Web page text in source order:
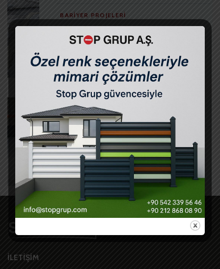
BARIYER PROJELERI
Mülk Gayrimenkul İşmodern –
Mantar Bariyer
21/05/2021
BARIYER PROJELERI
Uşak Altınsar – Mantar Bariyer
İLETİŞİM